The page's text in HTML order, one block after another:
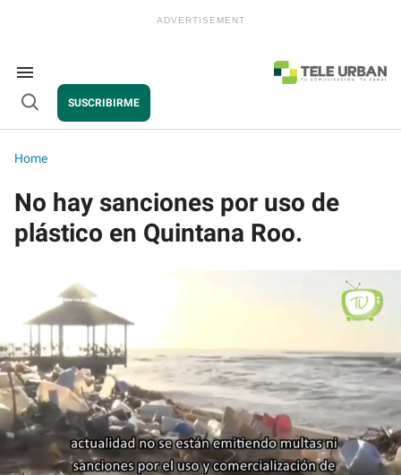
Search
&
Section
Navigation
Open
SUSCRIBIRME
Home
No hay sanciones por uso de
plástico en Quintana Roo.